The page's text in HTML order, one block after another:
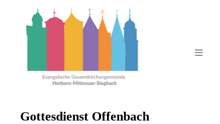
Gottesdienst Offenbach